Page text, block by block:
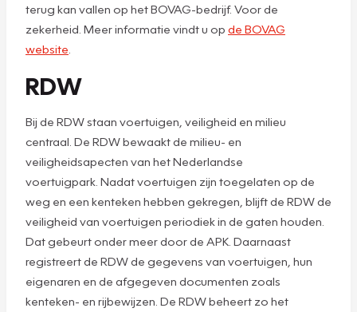
terug kan vallen op het BOVAG-bedrijf. Voor de
zekerheid. Meer informatie vindt u op de BOVAG
website
RDW
Bij de RDW staan voertuigen, veiligheid en milieu
centraal. De RDW bewaakt de milieu- en
veiligheidsapecten van het Nederlandse
voertuigpark. Nadat voertuigen zijn toegelaten op de
weg en een kenteken hebben gekregen, blijft de RDW de
veiligheid van voertuigen periodiek in de gaten houden.
Dat gebeurt onder meer door de APK. Daarnaast
registreert de RDW de gegevens van voertuigen, hun
eigenaren en de afgegeven documenten zoals
kenteken- en rijbewijzen. De RDW beheert zo het